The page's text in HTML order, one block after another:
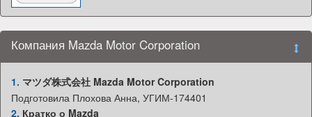
Компания Mazda Motor Corporation
1. マツダ株式会社 Mazda Motor Corporation
Подготовила Плохова Анна, УГИМ-174401
2. Кратко о Mazda